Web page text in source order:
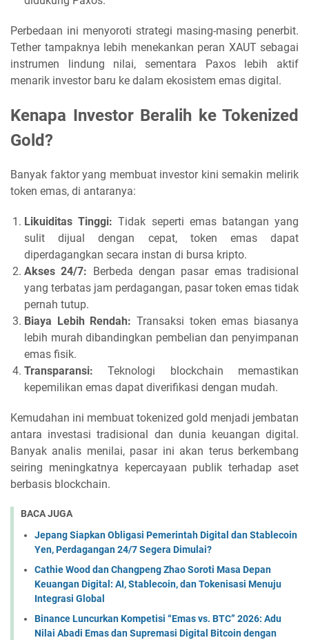
Perbedaan ini menyoroti strategi masing-masing penerbit.
Tether tampaknya lebih menekankan peran XAUT sebagai
instrumen lindung nilai, sementara Paxos lebih aktif
menarik investor baru ke dalam ekosistem emas digital.
Kenapa Investor Beralih ke Tokenized
Gold?
Banyak faktor yang membuat investor kini semakin melirik
token emas, di antaranya:
Likuiditas Tinggi: Tidak seperti emas batangan yang
sulit dijual dengan cepat, token emas dapat
diperdagangkan secara instan di bursa kripto.
Akses 24/7: Berbeda dengan pasar emas tradisional
yang terbatas jam perdagangan, pasar token emas tidak
pernah tutup.
Biaya Lebih Rendah: Transaksi token emas biasanya
lebih murah dibandingkan pembelian dan penyimpanan
emas fisik.
Transparansi: Teknologi blockchain memastikan
kepemilikan emas dapat diverifikasi dengan mudah.
Kemudahan ini membuat tokenized gold menjadi jembatan
antara investasi tradisional dan dunia keuangan digital.
Banyak analis menilai, pasar ini akan terus berkembang
seiring meningkatnya kepercayaan publik terhadap aset
berbasis blockchain.
BACA JUGA
Jepang Siapkan Obligasi Pemerintah Digital dan Stablecoin
Yen, Perdagangan 24/7 Segera Dimulai?
Cathie Wood dan Changpeng Zhao Soroti Masa Depan
Keuangan Digital: AI, Stablecoin, dan Tokenisasi Menuju
Integrasi Global
Binance Luncurkan Kompetisi “Emas vs. BTC” 2026: Adu
Nilai Abadi Emas dan Supremasi Digital Bitcoin dengan